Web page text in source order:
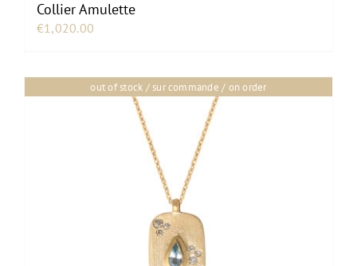
Collier Amulette
€1,020.00
out of stock / sur commande / on order